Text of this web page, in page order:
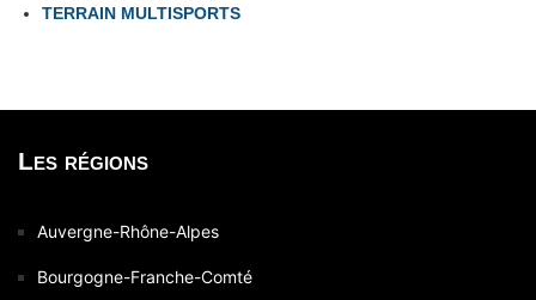
TERRAIN MULTISPORTS
Les régions
Auvergne-Rhône-Alpes
Bourgogne-Franche-Comté